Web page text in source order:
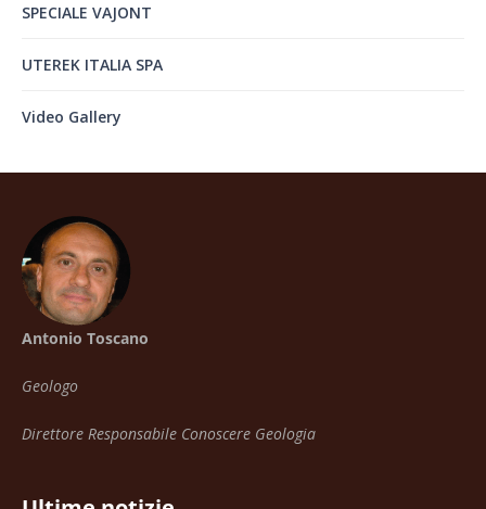
SPECIALE VAJONT
UTEREK ITALIA SPA
Video Gallery
Antonio Toscano
Geologo
Direttore Responsabile Conoscere Geologia